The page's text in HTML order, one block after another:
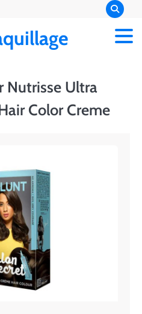
Nutrisse Ultra
Color Creme